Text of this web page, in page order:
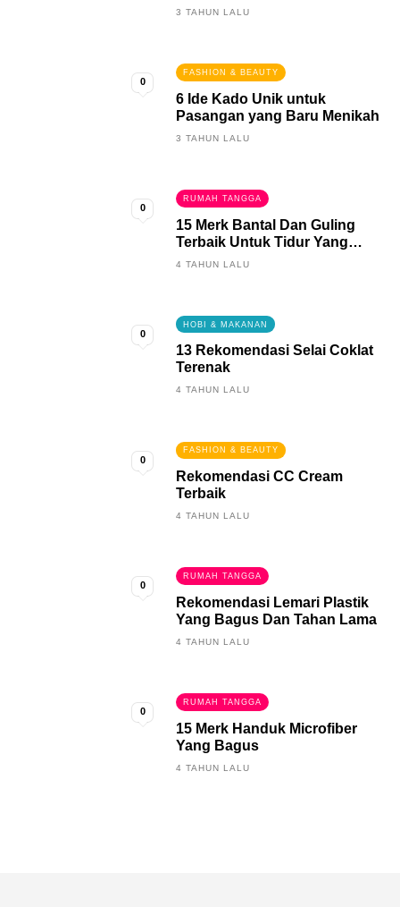
Keren
3 TAHUN LALU
0
FASHION & BEAUTY
6 Ide Kado Unik untuk
Pasangan yang Baru Menikah
3 TAHUN LALU
0
RUMAH TANGGA
15 Merk Bantal Dan Guling
Terbaik Untuk Tidur Yang
Berkualitas
4 TAHUN LALU
0
HOBI & MAKANAN
13 Rekomendasi Selai Coklat
Terenak
4 TAHUN LALU
0
FASHION & BEAUTY
Rekomendasi CC Cream
Terbaik
4 TAHUN LALU
0
RUMAH TANGGA
Rekomendasi Lemari Plastik
Yang Bagus Dan Tahan Lama
4 TAHUN LALU
0
RUMAH TANGGA
15 Merk Handuk Microfiber
Yang Bagus
4 TAHUN LALU